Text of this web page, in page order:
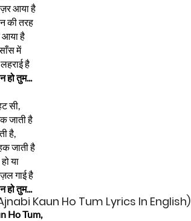
आया है
की तरह
आया है
में
है
हो तुम...
सी,
जाती है
है,
जाती है
या
गाई है
हो तुम...
Kaun Ho Tum Lyrics In English)
Ho Tum,